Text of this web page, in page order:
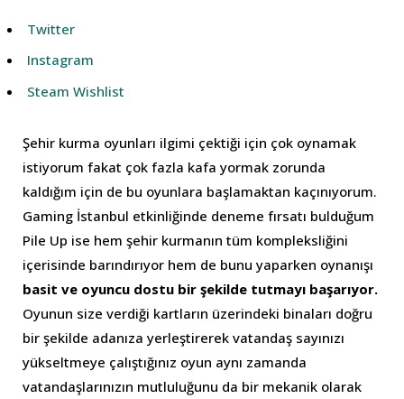
Twitter
Instagram
Steam Wishlist
Şehir kurma oyunları ilgimi çektiği için çok oynamak
istiyorum fakat çok fazla kafa yormak zorunda
kaldığım için de bu oyunlara başlamaktan kaçınıyorum.
Gaming İstanbul etkinliğinde deneme fırsatı bulduğum
Pile Up ise hem şehir kurmanın tüm kompleksliğini
içerisinde barındırıyor hem de bunu yaparken oynanışı
basit ve oyuncu dostu bir şekilde tutmayı başarıyor.
Oyunun size verdiği kartların üzerindeki binaları doğru
bir şekilde adanıza yerleştirerek vatandaş sayınızı
yükseltmeye çalıştığınız oyun aynı zamanda
vatandaşlarınızın mutluluğunu da bir mekanik olarak